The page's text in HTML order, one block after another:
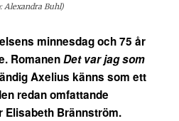
Alexandra Buhl)
minnesdag och 75 år
RomanenDet var jag som
Axelius känns som ett
redan omfattande
Brännström.